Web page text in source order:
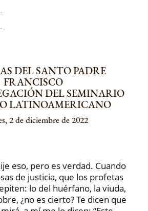
DEL SANTO PADRE
FRANCISCO
DEL SEMINARIO
LATINOAMERICANO
2 de diciembre de 2022
eso, pero es verdad. Cuando
de justicia, que los profetas
lo del huérfano, la viuda,
¿no es cierto? Te dicen que